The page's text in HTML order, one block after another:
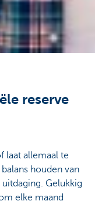
reserve
laat allemaal te
houden van
Gelukkig
elke maand